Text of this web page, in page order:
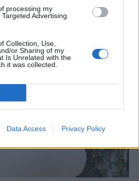
processing my
Advertising.
Collection, Use,
or Sharing of my
Is Unrelated with the
it was collected.
Data Access Privacy Policy